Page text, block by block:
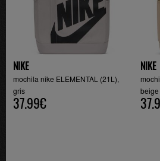
NIKE
mochila nike ELEMENTAL (21L),
gris
37.99€
NIKE
beige